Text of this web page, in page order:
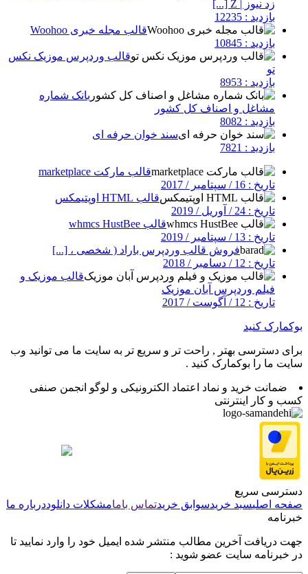
زد نیوز | Z [...]
بازدید : 12235
قالب مجله خبری Woohoo
بازدید : 10845
قالب وردپرس موزیک نکس
تو
بازدید : 8953
بانک شماره
مشاغل و اصناف کل کشور
بازدید : 8082
سند خوان حرفه ای
بازدید : 7821
قالب مارکت marketplace
تاریخ : 16 / سپتامبر / 2017
قالب HTML اوپتیمکس
تاریخ : 24 / آوریل / 2019
قالب whmcs HustBee
تاریخ : 13 / سپتامبر / 2019
فروش قالب وردپرس باراد ( شخصی ، [...]
تاریخ : 12 / دسامبر / 2018
قالب موزیک و
فیلم وردپرس آبان موزیک
تاریخ : 12 / آگوست / 2017
بوکمارک کنید
برای دسترسی بهتر , راحت تر و سریع تر به سایت ما می توانید وب
سایت ما را بوکمارک کنید .
ضمانت خرید و نماد اعتماد الکترونیکی و لوگو انجمن صنفی
کسب و کار اینترنتی
دسترسی سریع
صفحه اصلیسبد خریدسوابق خریدتماس بامامشکلات دانلوددرباره ما
خبرنامه
جهت دریافت آخرین مطالب منتشر شده ایمیل خود را وارد نمایید تا
در خبرنامه سایت عضو شوید :